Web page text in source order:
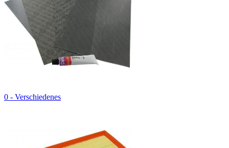
0 - Verschiedenes